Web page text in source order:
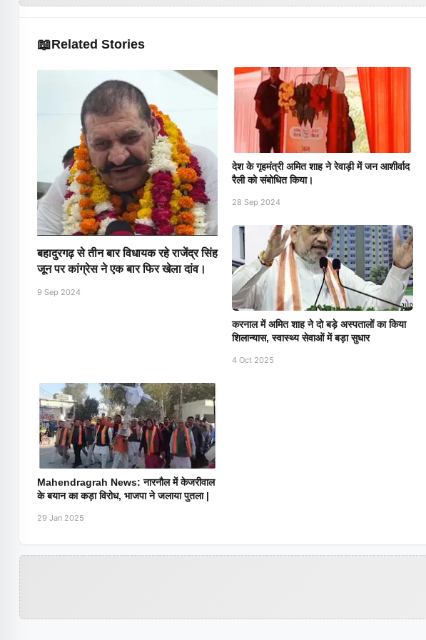
📖Related Stories
बहादुरगढ़ से तीन बार विधायक रहे राजेंद्र सिंह
जून पर कांग्रेस ने एक बार फिर खेला दांव।
9 Sep 2024
देश के गृहमंत्री अमित शाह ने रेवाड़ी में जन आशीर्वाद
रैली को संबोधित किया।
28 Sep 2024
करनाल में अमित शाह ने दो बड़े अस्पतालों का किया
शिलान्यास, स्वास्थ्य सेवाओं में बड़ा सुधार
4 Oct 2025
Mahendragrah News: नारनौल में केजरीवाल
के बयान का कड़ा विरोध, भाजपा ने जलाया पुतला |
29 Jan 2025